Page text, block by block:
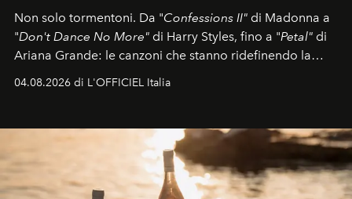
Non solo tormentoni. Da "Confessions II" di Madonna a
"Don't Dance No More" di Harry Styles, fino a "Petal" di
Ariana Grande: le canzoni che stanno ridefinendo la
04.08.2026 di L'OFFICIEL Italia